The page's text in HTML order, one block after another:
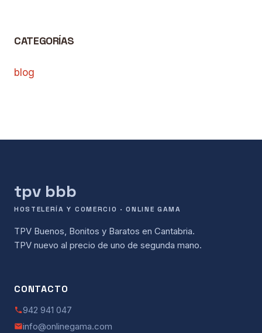
CATEGORÍAS
blog
tpv bbb
HOSTELERÍA Y COMERCIO · ONLINE GAMA
TPV Buenos, Bonitos y Baratos en Cantabria.
TPV nuevo al precio de uno de segunda mano.
CONTACTO
942 941 047
info@onlinegama.com